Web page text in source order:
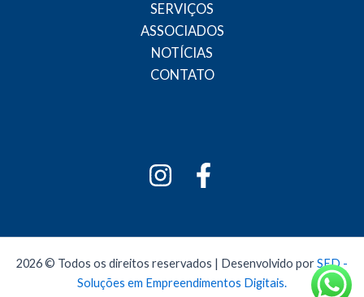
SERVIÇOS
ASSOCIADOS
NOTÍCIAS
CONTATO
2026 © Todos os direitos reservados | Desenvolvido porSED -
Soluções em Empreendimentos Digitais.